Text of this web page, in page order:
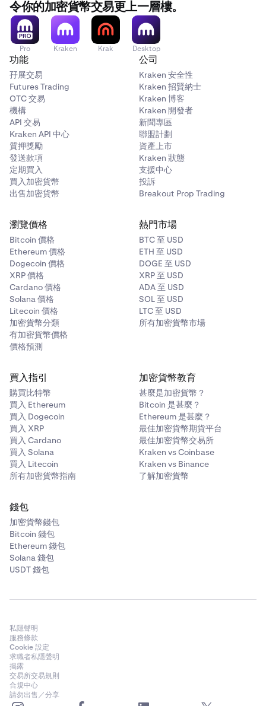
4 監控您的質押：有時，質押服務供應商會向您提供一種
新加密貨幣，代表您已質押的餘額。在 Dinero 的情況
下，代表加密貨幣是 iETH。
3 前往流動性部分：在 Velodrome 的首頁，向下捲動直
到您看到「流動性供應商」部分。點擊
啟存入。
4 加密貨幣選擇：
在下一頁，選擇兩種資產。在上面的影
片中，我們選擇了 ETH 和 USDT0，為 ETH/USDT0 池
提供流動性。
接下來，您需要輸入您想存入的每種加密貨幣數量。存
入必須與美元價值成 50/50 比例。因此，如果您想存
入 5 USDT0（5 美元），您還需要存入價值 5 美元的
ETH。
當您輸入一種加密貨幣的數量時，另一種加密貨幣的數
量將自動計算以匹配美元價值。
5 存入您的資產：
填寫完數量後，您可能需要批准 1-2 份
完成，您可以點擊
按鈕，將您的兩種資產存入流動
性池。
6 監控您的存入：
當您將加密貨幣存入流動性池時，您將
獲得一枚新加密貨幣，代表您在池中的存入。保留這枚
加密貨幣很重要，因為當您希望提取加密貨幣時會需要
它。在大多數情況下，您用於存入加密貨幣的平台將設
有儀表板，您可以在其中查看您的存入、領取獎勵並從
池中提取。您還可以使用儀表板監控餘額和其他指標。
（請參閱無常損失
令你的加密貨幣交易更上一層樓。
Pro Kraken Krak Desktop
功能
孖展交易
Futures Trading
OTC 交易
機構
API 交易
Kraken API 中心
質押獎勵
發送款項
定期買入
買入加密貨幣
出售加密貨幣
公司
Kraken 安全性
Kraken 招賢納士
Kraken 博客
Kraken 開發者
新聞專區
聯盟計劃
資產上市
Kraken 狀態
支援中心
投訴
Breakout Prop Trading
瀏覽價格
Bitcoin 價格
Ethereum 價格
Dogecoin 價格
XRP 價格
Cardano 價格
Solana 價格
Litecoin 價格
加密貨幣分類
有加密貨幣價格
價格預測
熱門市場
BTC 至 USD
ETH 至 USD
DOGE 至 USD
XRP 至 USD
ADA 至 USD
SOL 至 USD
LTC 至 USD
所有加密貨幣市場
買入指引
購買比特幣
買入 Ethereum
買入 Dogecoin
買入 XRP
買入 Cardano
買入 Solana
買入 Litecoin
所有加密貨幣指南
加密貨幣教育
甚麼是加密貨幣？
Bitcoin 是甚麼？
Ethereum 是甚麼？
最佳加密貨幣期貨平台
最佳加密貨幣交易所
Kraken vs Coinbase
Kraken vs Binance
了解加密貨幣
錢包
加密貨幣錢包
Bitcoin 錢包
Ethereum 錢包
Solana 錢包
USDT 錢包
私隱聲明
服務條款
Cookie 設定
求職者私隱聲明
揭露
交易所交易規則
合規中心
請勿出售／分享